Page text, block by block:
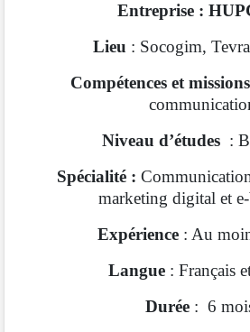
Entreprise :
Lieu : Socogim,
Compétences et missions
Niveau d’études :
Spécialité :
marketing digital et
Expérience: Au
Langue: Français
Durée : 6